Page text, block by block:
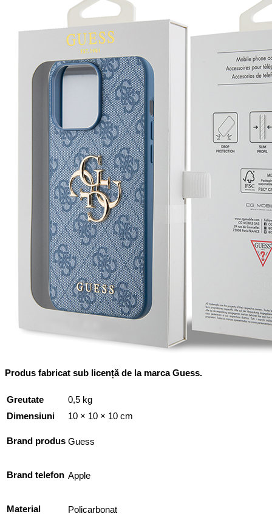
Produs fabricat sub licență de la marca Guess.
Greutate
0,5 kg
Dimensiuni
10 × 10 × 10 cm
Brand produs Guess
Brand telefon Apple
Material Policarbonat